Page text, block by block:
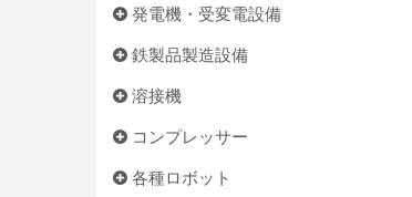
発電機・受変電設備
鉄製品製造設備
溶接機
コンプレッサー
各種ロボット